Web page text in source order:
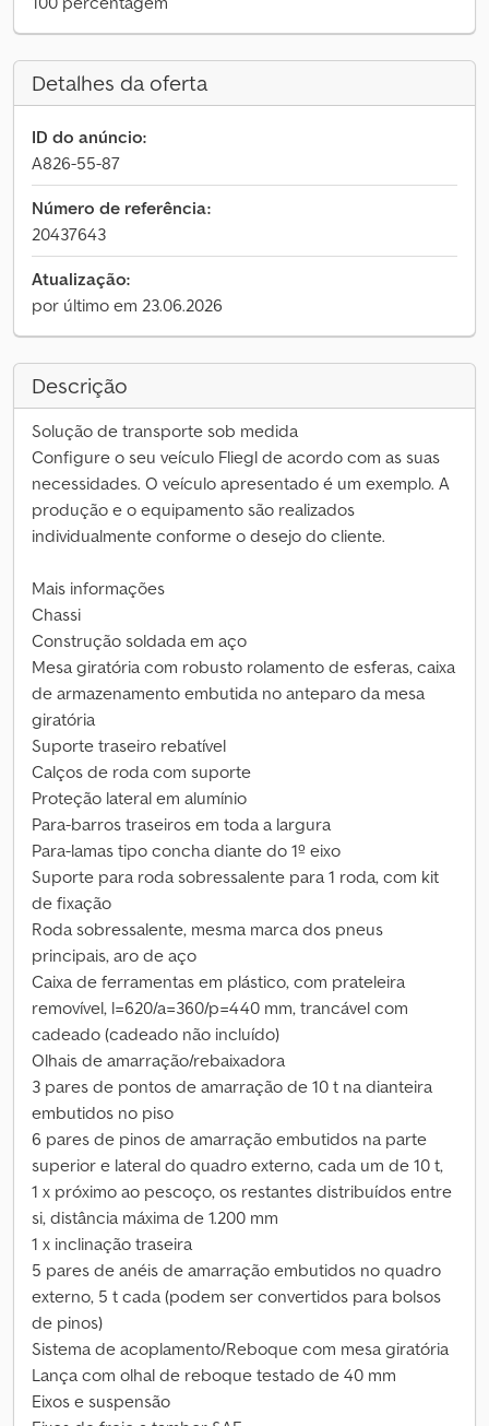
Detalhes da oferta
ID do anúncio:
A826-55-87
Número de referência:
20437643
Atualização:
por último em 23.06.2026
Descrição
Solução de transporte sob medida
Configure o seu veículo Fliegl de acordo com as suas
necessidades. O veículo apresentado é um exemplo. A
produção e o equipamento são realizados
individualmente conforme o desejo do cliente.
Mais informações
Chassi
Construção soldada em aço
Mesa giratória com robusto rolamento de esferas, caixa
de armazenamento embutida no anteparo da mesa
giratória
Suporte traseiro rebatível
Calços de roda com suporte
Proteção lateral em alumínio
Para-barros traseiros em toda a largura
Para-lamas tipo concha diante do 1º eixo
Suporte para roda sobressalente para 1 roda, com kit
de fixação
Roda sobressalente, mesma marca dos pneus
principais, aro de aço
Caixa de ferramentas em plástico, com prateleira
removível, l=620/a=360/p=440 mm, trancável com
cadeado (cadeado não incluído)
Olhais de amarração/rebaixadora
3 pares de pontos de amarração de 10 t na dianteira
embutidos no piso
6 pares de pinos de amarração embutidos na parte
superior e lateral do quadro externo, cada um de 10 t,
1 x próximo ao pescoço, os restantes distribuídos entre
si, distância máxima de 1.200 mm
1 x inclinação traseira
5 pares de anéis de amarração embutidos no quadro
externo, 5 t cada (podem ser convertidos para bolsos
de pinos)
Sistema de acoplamento/Reboque com mesa giratória
Lança com olhal de reboque testado de 40 mm
Eixos e suspensão